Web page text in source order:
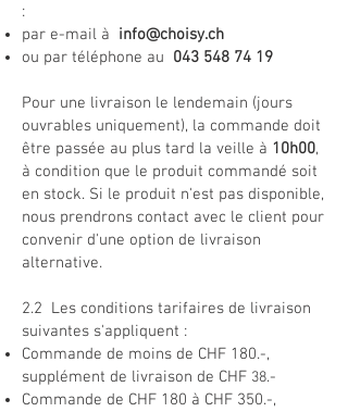
:
par e-mail à info@choisy.ch
ou par téléphone au 043 548 74 19
Pour une livraison le lendemain (jours
ouvrables uniquement), la commande doit
être passée au plus tard la veille à 10h00,
à condition que le produit commandé soit
en stock. Si le produit n'est pas disponible,
nous prendrons contact avec le client pour
convenir d'une option de livraison
alternative.
2.2 Les conditions tarifaires de livraison
suivantes s'appliquent :
Commande de moins de CHF 180.-,
supplément de livraison de CHF 38.-
Commande de CHF 180 à CHF 350.-,